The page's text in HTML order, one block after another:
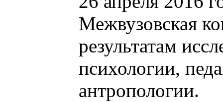
Межвузовская
результатам
психологии,
антропологии.